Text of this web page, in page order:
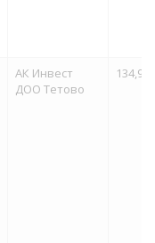
АК Инвест
ДОО Тетово